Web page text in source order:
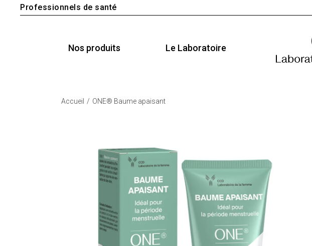
Professionnels de santé
Nos produits Le Laboratoire
Accueil ONE® Baume apaisant